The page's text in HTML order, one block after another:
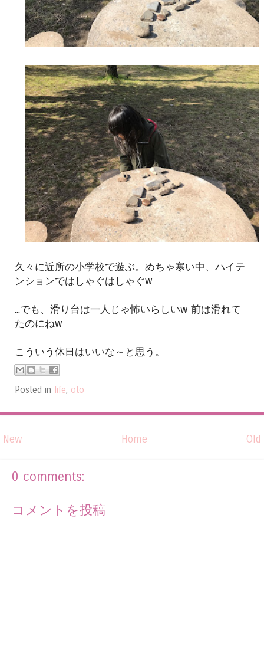
久々に近所の小学校で遊ぶ。めちゃ寒い中、ハイテ
ンションではしゃぐはしゃぐw
...でも、滑り台は一人じゃ怖いらしいw 前は滑れて
たのにねw
こういう休日はいいな～と思う。
Posted in life, oto
New Old
Home
0 comments:
コメントを投稿